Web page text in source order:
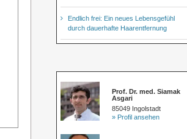
Endlich frei: Ein neues Lebensgefühl
durch dauerhafte Haarentfernung
Prof. Dr. med. Siamak
Asgari
85049 Ingolstadt
» Profil ansehen